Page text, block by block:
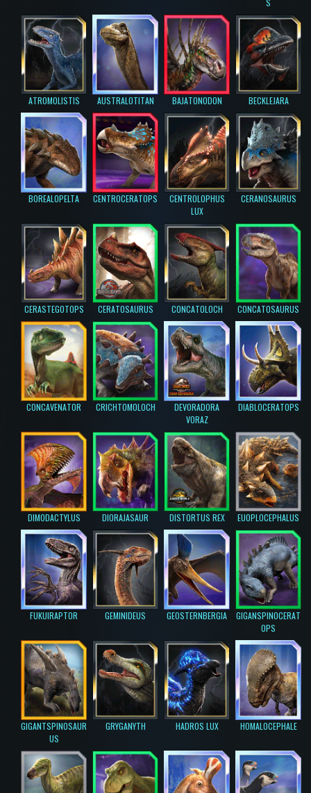
ATROMOLISTIS AUSTRALOTITAN BAJATONODON BECKLEJARA
BOREALOPELTA CENTROCERATOPS
CENTROLOPHUS
LUX
CERANOSAURUS
CERASTEGOTOPS CERATOSAURUS CONCATOLOCH CONCATOSAURUS
CONCAVENATOR CRICHTOMOLOCH
DEVORADORA
VORAZ
DIABLOCERATOPS
DIMODACTYLUS DIORAJASAUR DISTORTUS REX EUOPLOCEPHALUS
FUKUIRAPTOR GEMINIDEUS GEOSTERNBERGIA
GIGANSPINOCERAT
OPS
GIGANTSPINOSAUR
US
GRYGANYTH HADROS LUX HOMALOCEPHALE